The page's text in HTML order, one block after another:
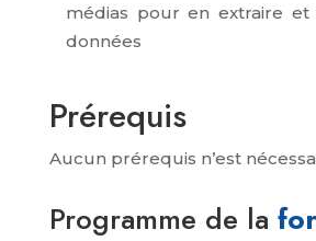
médias pour en extraire
données
Prérequis
Aucun prérequis n’est
Programme de la